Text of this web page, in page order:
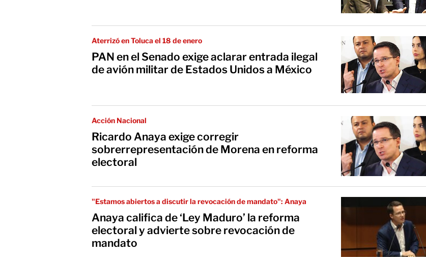
Aterrizó en Toluca el 18 de enero
PAN en el Senado exige aclarar entrada ilegal
de avión militar de Estados Unidos a México
Acción Nacional
Ricardo Anaya exige corregir
sobrerrepresentación de Morena en reforma
electoral
"Estamos abiertos a discutir la revocación de mandato": Anaya
Anaya califica de ‘Ley Maduro’ la reforma
electoral y advierte sobre revocación de
mandato